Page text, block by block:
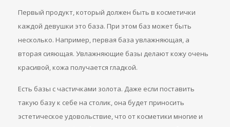
Первый продукт, который должен быть в косметички
каждой девушки это база. При этом баз может быть
несколько. Например, первая база увлажняющая, а
вторая сияющая. Увлажняющие базы делают кожу очень
красивой, кожа получается гладкой.
Есть базы с частичками золота. Даже если поставить
такую базу к себе на столик, она будет приносить
эстетическое удовольствие, что от косметики многие и